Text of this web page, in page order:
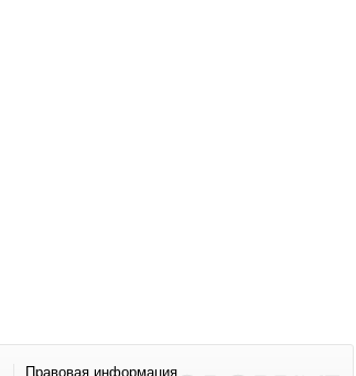
Правовая информация